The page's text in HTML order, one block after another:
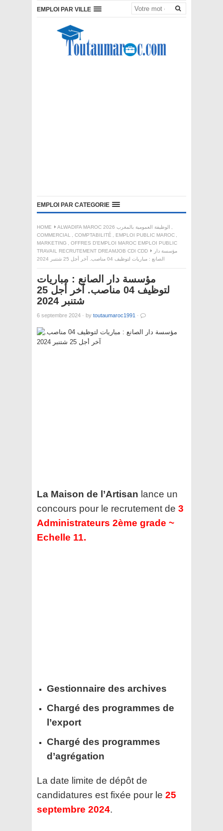
EMPLOI PAR VILLE
EMPLOI PAR CATEGORIE
HOME ALWADIFA MAROC 2026 الوظيفة العمومية بالمغرب
,
COMMERCIAL , COMPTABILITÉ , EMPLOI PUBLIC MAROC ,
MARKETING , OFFRES D'EMPLOI MAROC EMPLOI PUBLIC
TRAVAIL RECRUTEMENT DREAMJOB CDI CDD
مؤسسة دار
الصانع : مباريات لتوظيف 04 مناصب. آخر أجل 25 شتنبر 2024
مؤسسة دار الصانع : مباريات
لتوظيف 04 مناصب. آخر أجل 25
شتنبر 2024
6 septembre 2024 · by toutaumaroc1991 ·
La Maison de l’Artisan lance un
concours pour le recrutement de 3
Administrateurs 2ème grade ~
Echelle 11.
Gestionnaire des archives
Chargé des programmes de
l’export
Chargé des programmes
d’agrégation
La date limite de dépôt de
candidatures est fixée pour le 25
septembre 2024.